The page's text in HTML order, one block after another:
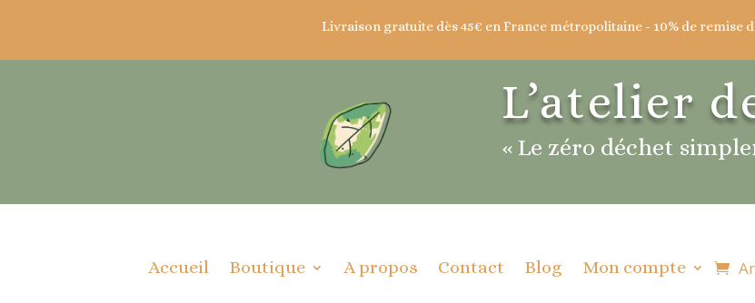
Livraison gratuite dès 45€ en France métropolitaine - 10% de remise
L’atelier
« Le zéro déchet
Accueil Boutique A propos Contact Blog Mon compte